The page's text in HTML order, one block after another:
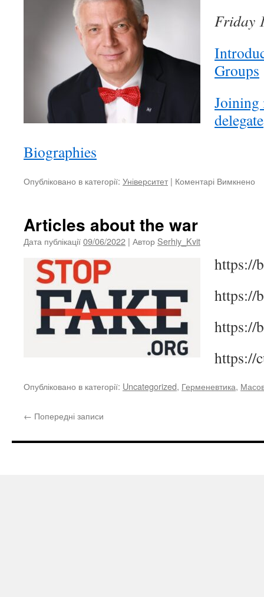
Friday
Groups
Joining
delegate
Biographies
Опубліковано в категорії: Університет | Коментарі Вимкнено
an
Articles about the war
Дата публікації09/06/2022 | Автор Serhiy_Kvit
https://
https://
https://
https://
Опубліковано в категорії: Uncategorized, Герменевтика,
← Попередні записи